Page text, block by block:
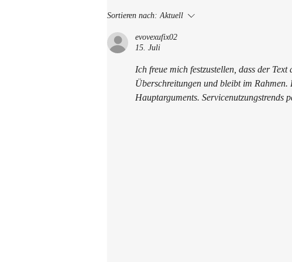
Kunsttherapie in
Sortieren nach: Aktuell
evovexufix02
15. Juli
Ich freue mich festzustellen, dass der
Überschreitungen und bleibt im Rahmen.
Hauptarguments. Servicenutzungstrends